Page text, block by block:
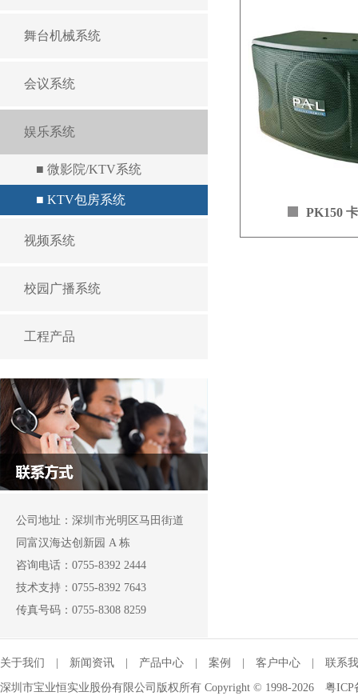
舞台机械系统
会议系统
娱乐系统
■ 微影院/KTV系统
■ KTV包房系统
视频系统
校园广播系统
工程产品
公司地址：深圳市光明区马田街道
同富汉海达创新园 A 栋
咨询电话：0755-8392 2444
技术支持：0755-8392 7643
传真号码：0755-8308 8259
路音频处理技术经
次测试，终于研发
放。
PK150
关于我们 新闻资讯 产品中心 案例 客户中心 联系
深圳市宝业恒实业股份有限公司版权所有 Copyright © 1998-2026 粤ICP